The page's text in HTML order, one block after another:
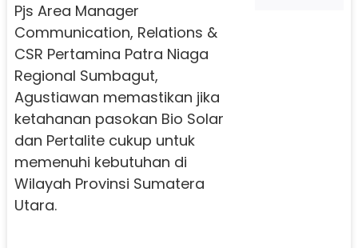
Pjs Area Manager
Communication, Relations &
CSR Pertamina Patra Niaga
Regional Sumbagut,
Agustiawan memastikan jika
ketahanan pasokan Bio Solar
dan Pertalite cukup untuk
memenuhi kebutuhan di
Wilayah Provinsi Sumatera
Utara.